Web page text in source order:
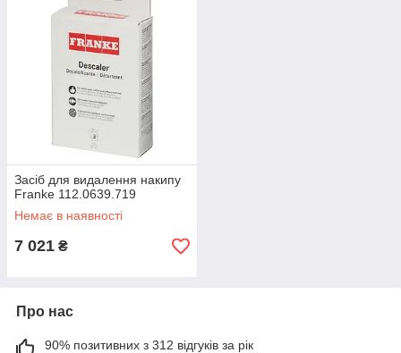
Засіб для видалення накипу
Franke 112.0639.719
Немає в наявності
7 021 ₴
Про нас
90% позитивних з 312 відгуків за рік